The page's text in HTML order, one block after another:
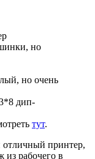
но
но очень
дип-
тут.
принтер,
из рабочего в